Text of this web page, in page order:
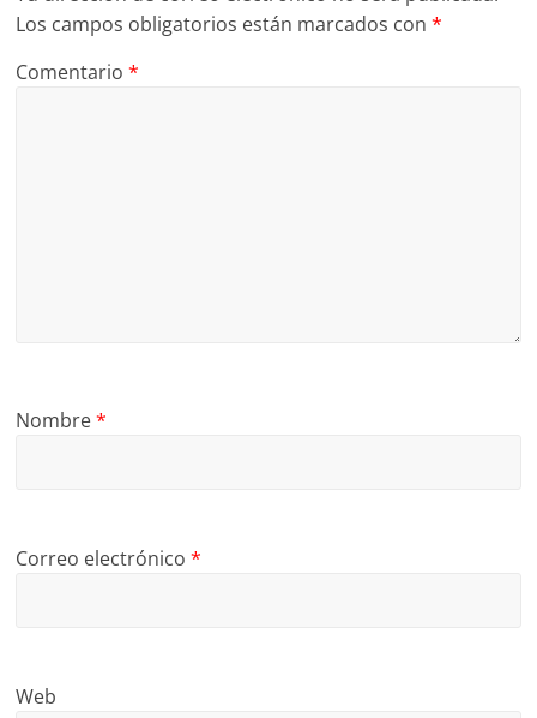
Los campos obligatorios están marcados con*
Comentario*
Nombre*
Correo electrónico*
Web